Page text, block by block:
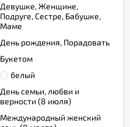
Девушке, Женщине,
Подруге, Сестре, Бабушке,
Маме
День рождения, Порадовать
Букетом
белый
День семьи, любви и
верности (8 июля)
Международный женский